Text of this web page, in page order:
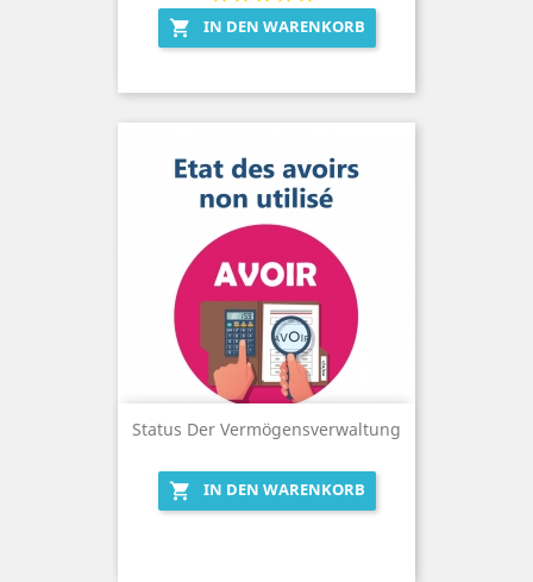
 IN DEN WARENKORB
Status Der Vermögensverwaltung
 IN DEN WARENKORB